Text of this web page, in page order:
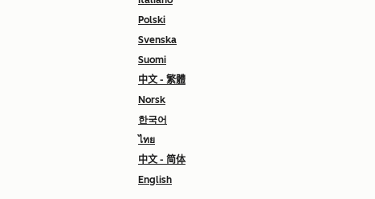
Polski
Svenska
Suomi
中文 - 繁體
Norsk
한국어
ไทย
中文 - 简体
English